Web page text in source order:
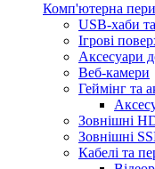
Комп'ютерна
USB-хаби
Ігрові
Аксесуари
Веб-камери
Геймінг та
Зовнішні
Зовнішні
Кабелі та